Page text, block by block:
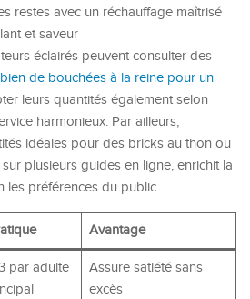
restes avec un réchauffage maîtrisé
et saveur
éclairés peuvent consulter des
de bouchées à la reine pour un
leurs quantités également selon
harmonieux. Par ailleurs,
idéales pour des bricks au thon ou
plusieurs guides en ligne, enrichit la
les préférences du public.
Avantage
par adulte
Assure satiété sans
excès